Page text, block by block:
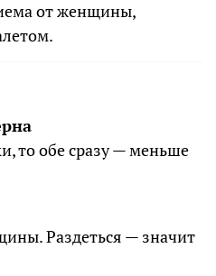
от женщины,
то обе сразу — меньше
Раздеться — значит